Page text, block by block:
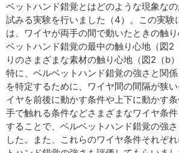
ベットハンド錯覚とはどのような現象な
試みる実験を行いました（4）。この実験
は、ワイヤが両手の間で動いたときの触
ベットハンド錯覚の最中の触り心地（図2
りのさまざまな素材の触り心地（図2（b
特に、ベルベットハンド錯覚の強さと関
を特定するために、ワイヤ間の間隔が狭
イヤを前後に動かす条件や上下に動かす
手で触れる条件などさまざまなワイヤ条
することで、ベルベットハンド錯覚の強
した。また、これらのワイヤ条件それぞ